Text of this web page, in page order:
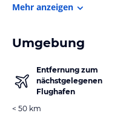
Mehr anzeigen
Umgebung
Entfernung zum
nächstgelegenen
Flughafen
< 50 km